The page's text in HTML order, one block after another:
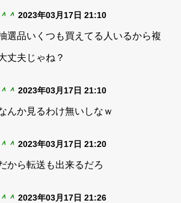
＾ 2023年03月17日 21:10
選品いくつも買えてる人いるから複
丈夫じゃね？
＾ 2023年03月17日 21:10
んか見るわけ無いしなｗ
＾ 2023年03月17日 21:20
から転送も出来るだろ
＾ 2023年03月17日 21:26